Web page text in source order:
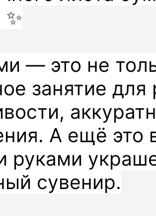
— это не
занятие
А ещё это
руками
сувенир.